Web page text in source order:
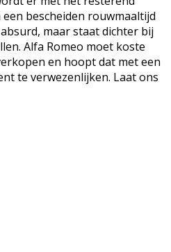
bescheiden rouwmaaltijd
maar staat dichter bij
Alfa Romeo moet koste
en hoopt dat met een
te verwezenlijken. Laat ons